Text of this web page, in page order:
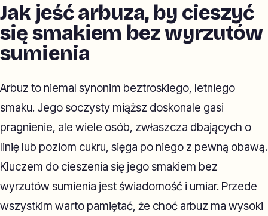
Jak jeść arbuza, by cieszyć
się smakiem bez wyrzutów
sumienia
Arbuz to niemal synonim beztroskiego, letniego
smaku. Jego soczysty miąższ doskonale gasi
pragnienie, ale wiele osób, zwłaszcza dbających o
linię lub poziom cukru, sięga po niego z pewną obawą.
Kluczem do cieszenia się jego smakiem bez
wyrzutów sumienia jest świadomość i umiar. Przede
wszystkim warto pamiętać, że choć arbuz ma wysoki